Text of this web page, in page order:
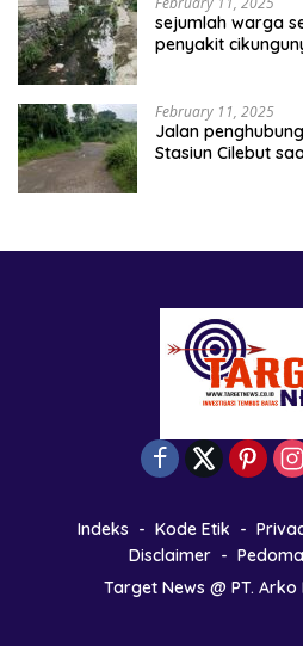
sejumlah warga
penyakit
February 11, 2025
Jalan
Stasiun Cilebut
Indeks Kode Etik
Disclaimer
Target News @ PT.